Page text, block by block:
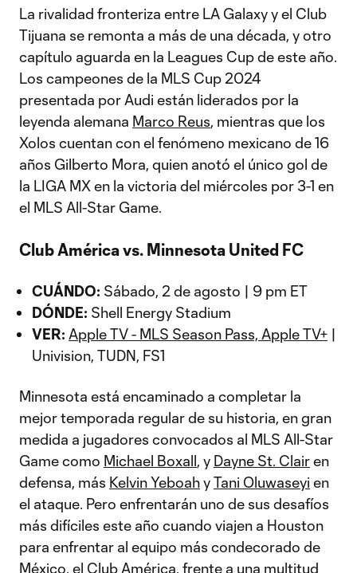
La rivalidad fronteriza entre LA Galaxy y el Club
Tijuana se remonta a más de una década, y otro
capítulo aguarda en la Leagues Cup de este año.
Los campeones de la MLS Cup 2024
presentada por Audi están liderados por la
leyenda alemana Marco Reus, mientras que los
Xolos cuentan con el fenómeno mexicano de 16
años Gilberto Mora, quien anotó el único gol de
la LIGA MX en la victoria del miércoles por 3-1 en
el MLS All-Star Game.
Club América vs. Minnesota United FC
CUÁNDO: Sábado, 2 de agosto | 9 pm ET
DÓNDE: Shell Energy Stadium
VER: Apple TV - MLS Season Pass, Apple TV+ |
Univision, TUDN, FS1
Minnesota está encaminado a completar la
mejor temporada regular de su historia, en gran
medida a jugadores convocados al MLS All-Star
Game como Michael Boxall, y Dayne St. Clairen
defensa, más Kelvin YeboahyTani Oluwaseyi en
el ataque. Pero enfrentarán uno de sus desafíos
más difíciles este año cuando viajen a Houston
para enfrentar al equipo más condecorado de
México, el Club América, frente a una multitud